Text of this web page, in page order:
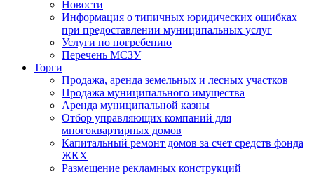
Новости
Информация о типичных юридических ошибках
при предоставлении муниципальных услуг
Услуги по погребению
Перечень МСЗУ
Торги
Продажа, аренда земельных и лесных участков
Продажа муниципального имущества
Аренда муниципальной казны
Отбор управляющих компаний для
многоквартирных домов
Капитальный ремонт домов за счет средств фонда
ЖКХ
Размещение рекламных конструкций